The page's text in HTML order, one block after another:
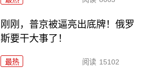
刚刚，普京被逼亮出底牌！俄罗
斯要干大事了！
最热 阅读 15102